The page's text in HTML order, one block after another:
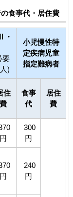
食事代・居住費
・
要
)
小児慢性特
定疾病児童
指定難病者
住
費
食事
代
居住
費
円
300
円
円
240
円